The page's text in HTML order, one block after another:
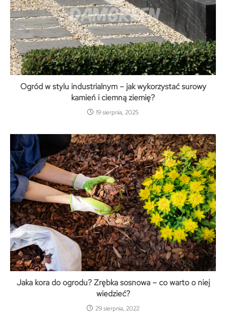
Ogród w stylu industrialnym – jak wykorzystać surowy
kamień i ciemną ziemię?
19 sierpnia, 2025
Jaka kora do ogrodu? Zrębka sosnowa – co warto o niej
wiedzieć?
29 sierpnia, 2022